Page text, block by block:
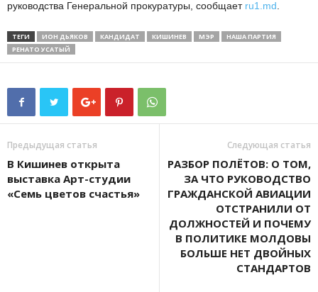
руководства Генеральной прокуратуры, сообщает ru1.md
ТЕГИ ИОН ДЬЯКОВ КАНДИДАТ КИШИНЕВ МЭР
НАША ПАРТИЯ
РЕНАТО УСАТЫЙ
Предыдущая статья
В Кишинев открыта
выставка Арт-студии
«Семь цветов счастья»
Следующая статья
РАЗБОР ПОЛЁТОВ: О ТОМ,
ЗА ЧТО РУКОВОДСТВО
ГРАЖДАНСКОЙ АВИАЦИИ
ОТСТРАНИЛИ ОТ
ДОЛЖНОСТЕЙ И ПОЧЕМУ
В ПОЛИТИКЕ МОЛДОВЫ
БОЛЬШЕ НЕТ ДВОЙНЫХ
СТАНДАРТОВ